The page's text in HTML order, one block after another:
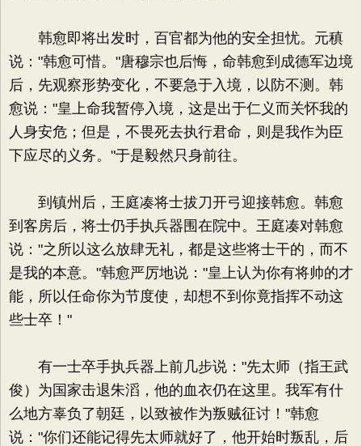
韩愈即将出发时，百官都为他的安全担忧。元稹
说："韩愈可惜。"唐穆宗也后悔，命韩愈到成德军边境
后，先观察形势变化，不要急于入境，以防不测。韩
愈说："皇上命我暂停入境，这是出于仁义而关怀我的
人身安危；但是，不畏死去执行君命，则是我作为臣
下应尽的义务。"于是毅然只身前往。
到镇州后，王庭凑将士拔刀开弓迎接韩愈。韩愈
到客房后，将士仍手执兵器围在院中。王庭凑对韩愈
说："之所以这么放肆无礼，都是这些将士干的，而不
是我的本意。"韩愈严厉地说："皇上认为你有将帅的才
能，所以任命你为节度使，却想不到你竟指挥不动这
些士卒！"
有一士卒手执兵器上前几步说："先太师（指王武
俊）为国家击退朱滔，他的血衣仍在这里。我军有什
么地方辜负了朝廷，以致被作为叛贼征讨！"韩愈
说："你们还能记得先太师就好了，他开始时叛乱，后